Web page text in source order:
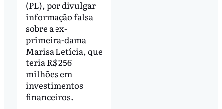
(PL), por divulgar
informação falsa
sobre a ex-
primeira-dama
Marisa Letícia, que
teria R$ 256
milhões em
investimentos
financeiros.